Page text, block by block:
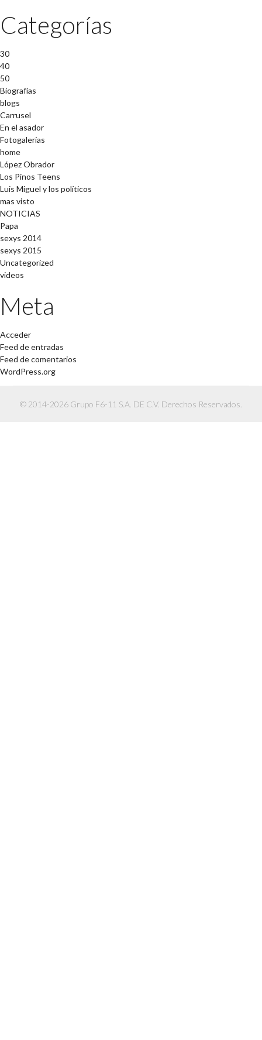
Categorías
30
40
50
Biografías
blogs
Carrusel
En el asador
Fotogalerías
home
López Obrador
Los Pinos Teens
Luis Miguel y los políticos
mas visto
NOTICIAS
Papa
sexys 2014
sexys 2015
Uncategorized
videos
Meta
Acceder
Feed de entradas
Feed de comentarios
WordPress.org
© 2014-2026 Grupo F6-11 S.A. DE C.V. Derechos Reservados.